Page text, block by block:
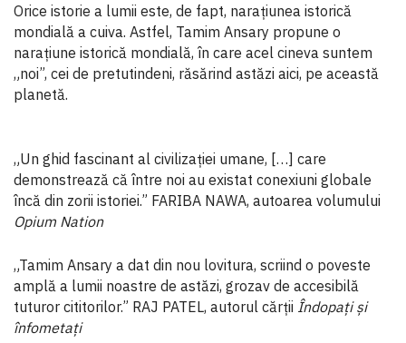
Orice istorie a lumii este, de fapt, narațiunea istorică
mondială a cuiva. Astfel, Tamim Ansary propune o
narațiune istorică mondială, în care acel cineva suntem
„noi”, cei de pretutindeni, răsărind astăzi aici, pe această
planetă.
„Un ghid fascinant al civilizației umane, […] care
demonstrează că între noi au existat conexiuni globale
încă din zorii istoriei.” FARIBA NAWA, autoarea volumului
Opium Nation
„Tamim Ansary a dat din nou lovitura, scriind o poveste
amplă a lumii noastre de astăzi, grozav de accesibilă
tuturor cititorilor.” RAJ PATEL, autorul cărții Îndopați și
înfometați